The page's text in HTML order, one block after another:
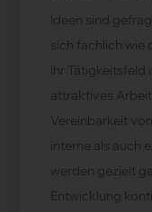
Ideen sind
sich fachlich wie
Ihr
attraktives
Vereinbarkeit
interne als auch
werden gezielt
Entwicklung